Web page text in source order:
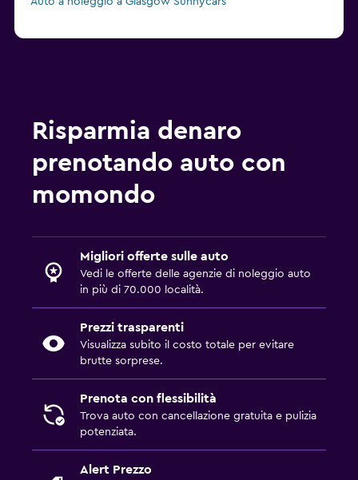
Risparmia denaro
prenotando auto con
momondo
Migliori offerte sulle auto
Vedi le offerte delle agenzie di noleggio auto
in più di 70.000 località.
Prezzi trasparenti
Visualizza subito il costo totale per evitare
brutte sorprese.
Prenota con flessibilità
Trova auto con cancellazione gratuita e pulizia
potenziata.
Alert Prezzo